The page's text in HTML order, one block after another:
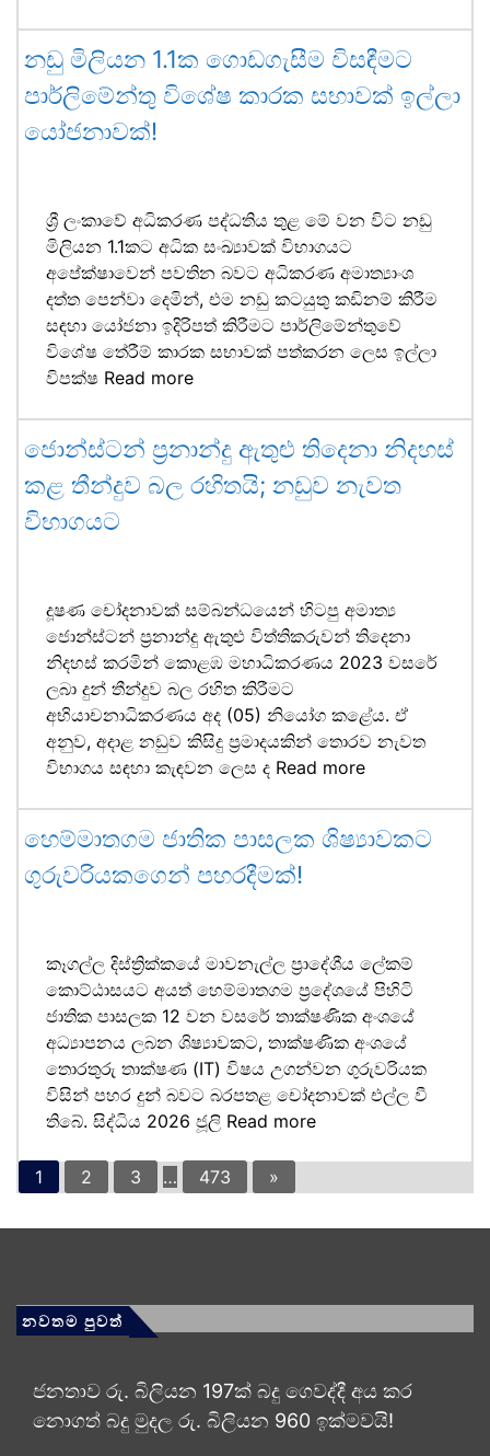
නඩු මිලියන 1.1ක ගොඩගැසීම විසඳීමට
පාර්ලිමේන්තු විශේෂ කාරක සභාවක් ඉල්ලා
යෝජනාවක්!
ශ්‍රී ලංකාවේ අධිකරණ පද්ධතිය තුළ මේ වන විට නඩු
මිලියන 1.1කට අධික සංඛ්‍යාවක් විභාගයට
අපේක්ෂාවෙන් පවතින බවට අධිකරණ අමාත්‍යාංශ
දත්ත පෙන්වා දෙමින්, එම නඩු කටයුතු කඩිනම් කිරීම
සඳහා යෝජනා ඉදිරිපත් කිරීමට පාර්ලිමේන්තුවේ
විශේෂ තේරීම් කාරක සභාවක් පත්කරන ලෙස ඉල්ලා
විපක්ෂ Read more
ජොන්ස්ටන් ප්‍රනාන්දු ඇතුළු තිදෙනා නිදහස්
කළ තීන්දුව බල රහිතයි; නඩුව නැවත
විභාගයට
දූෂණ චෝදනාවක් සම්බන්ධයෙන් හිටපු අමාත්‍ය
ජොන්ස්ටන් ප්‍රනාන්දු ඇතුළු විත්තිකරුවන් තිදෙනා
නිදහස් කරමින් කොළඹ මහාධිකරණය 2023 වසරේ
ලබා දුන් තීන්දුව බල රහිත කිරීමට
අභියාචනාධිකරණය අද (05) නියෝග කළේය. ඒ
අනුව, අදාළ නඩුව කිසිදු ප්‍රමාදයකින් තොරව නැවත
විභාගය සඳහා කැඳවන ලෙස ද Read more
හෙම්මාතගම ජාතික පාසලක ශිෂ්‍යාවකට
ගුරුවරියකගෙන් පහරදීමක්!
කෑගල්ල දිස්ත්‍රික්කයේ මාවනැල්ල ප්‍රාදේශීය ලේකම්
කොට්ඨාසයට අයත් හෙම්මාතගම ප්‍රදේශයේ පිහිටි
ජාතික පාසලක 12 වන වසරේ තාක්ෂණික අංශයේ
අධ්‍යාපනය ලබන ශිෂ්‍යාවකට, තාක්ෂණික අංශයේ
තොරතුරු තාක්ෂණ (IT) විෂය උගන්වන ගුරුවරියක
විසින් පහර දුන් බවට බරපතළ චෝදනාවක් එල්ල වී
තිබේ. සිද්ධිය 2026 ජූලි Read more
1 2 3 … 473 »
නවතම පුවත්
ජනතාව රු. බිලියන 197ක් බදු ගෙවද්දී අය කර
නොගත් බදු මුදල රු. බිලියන 960 ඉක්මවයි!